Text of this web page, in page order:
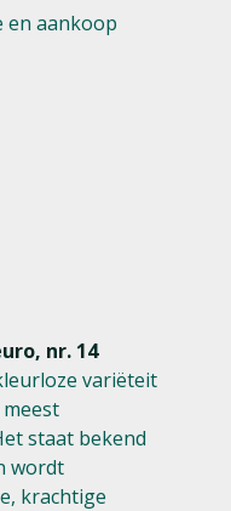
en aankoop
nr. 14
variëteit
staat bekend
wordt
krachtige